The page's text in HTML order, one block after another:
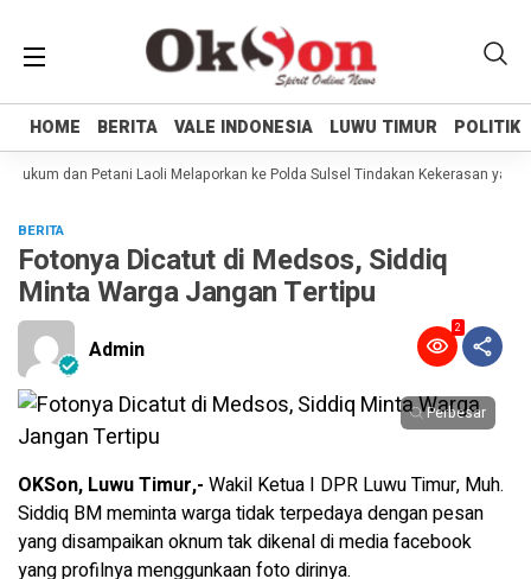
HOME BERITA VALE INDONESIA LUWU TIMUR POLITIK
HOME BERITA VALE INDONESIA LUWU TIMUR POLITIK
Hukum dan Petani Laoli Melaporkan ke Polda Sulsel Tindakan Kekerasan
BERITA
Fotonya Dicatut di Medsos, Siddiq
Minta Warga Jangan Tertipu
Admin
2
Perbesar
OKSon, Luwu Timur,- Wakil Ketua I DPR Luwu Timur, Muh.
Siddiq BM meminta warga tidak terpedaya dengan pesan
yang disampaikan oknum tak dikenal di media facebook
yang profilnya menggunkaan foto dirinya.